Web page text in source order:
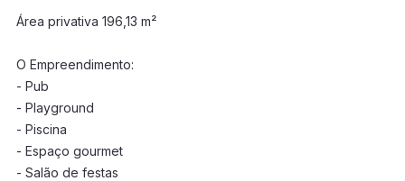
Área privativa 196,13 m²
O Empreendimento:
- Pub
- Playground
- Piscina
- Espaço gourmet
- Salão de festas